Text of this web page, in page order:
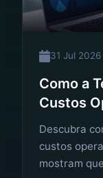
31 Jul 2026
Como a
Custos
Descubra
custos
mostram